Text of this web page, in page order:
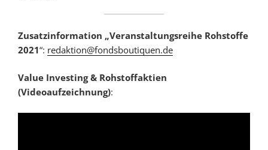
Zusatzinformation „Veranstaltungsreihe Rohstoffe
2021“: redaktion@fondsboutiquen.de
Value Investing & Rohstoffaktien
(Videoaufzeichnung):